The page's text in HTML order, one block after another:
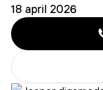
18 april 2026